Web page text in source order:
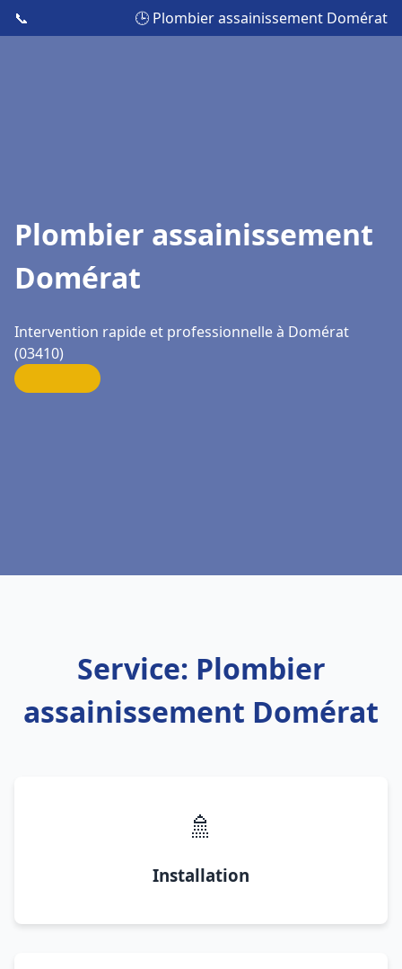
📞 🕒 Plombier assainissement Domérat
Plombier assainissement
Domérat
Intervention rapide et professionnelle à Domérat
(03410)
Service: Plombier
assainissement Domérat
🚿
Installation